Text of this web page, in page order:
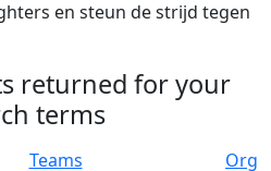
en steun de strijd tegen
returned for your
terms
Teams
Org